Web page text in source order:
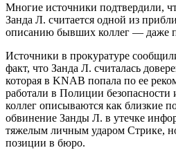
Многие источники подтвердили,
Занда Л. считается одной из
описанию бывших коллег — даже
Источники в прокуратуре
факт, что Занда Л. считалась
которая в KNAB попала по ее
работали в Полиции
коллег описываются как близкие
обвинение Занды Л. в утечке
тяжелым личным ударом Стрике,
позиции в бюро.